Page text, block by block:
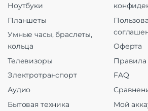
Ноутбуки
Планшеты
Умные часы, браслеты,
кольца
Телевизоры
Электротранспорт
Аудио
Бытовая техника
Оферта
Правила
FAQ
Мой